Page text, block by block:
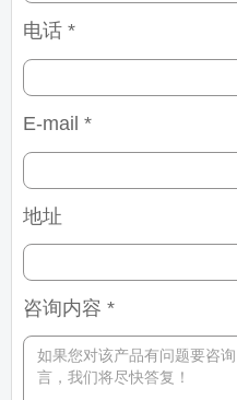
电话 *
E-mail *
地址
咨询内容 *